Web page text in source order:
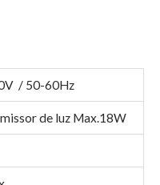
/ 50-60Hz
de luz Max.18W